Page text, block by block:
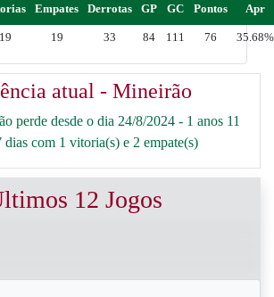
Empates Derrotas GP GC Pontos Apr
19 19 33 84 111 76 35.68%
atual - Mineirão
perde desde o dia 24/8/2024 - 1 anos 11
dias com 1 vitoria(s) e 2 empate(s)
12 Jogos